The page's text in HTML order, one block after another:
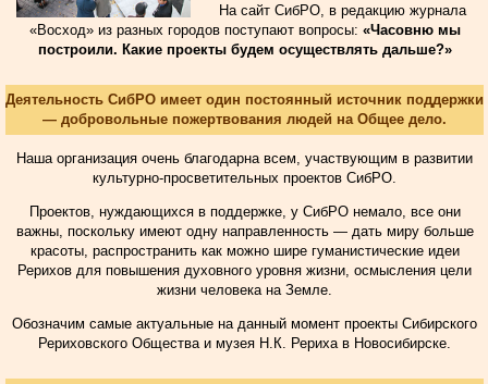
На сайт СибРО, в редакцию журнала
«Восход» из разных городов поступают вопросы: «Часовню мы
построили. Какие проекты будем осуществлять дальше?»
Деятельность СибРО имеет один постоянный источник поддержки
— добровольные пожертвования людей на Общее дело.
Наша организация очень благодарна всем, участвующим в развитии
культурно-просветительных проектов СибРО.
Проектов, нуждающихся в поддержке, у СибРО немало, все они
важны, поскольку имеют одну направленность — дать миру больше
красоты, распространить как можно шире гуманистические идеи
Рерихов для повышения духовного уровня жизни, осмысления цели
жизни человека на Земле.
Обозначим самые актуальные на данный момент проекты Сибирского
Рериховского Общества и музея Н.К. Рериха в Новосибирске.